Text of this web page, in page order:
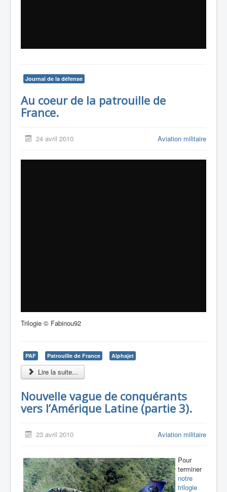
Journal de la défense
Au coeur de la patrouille de
France.
24 avril 2010 Aviation militaire
Trilogie © Fabinou92
PAF Patrouille de France Alphajet
Lire la suite...
Nouvelle vague de conquérants
vers l’Amérique Latine (partie 3).
23 avril 2010 Aviation militaire
Pour
terminer
notre
trilogie